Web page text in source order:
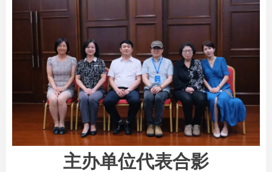
主办单位代表合影